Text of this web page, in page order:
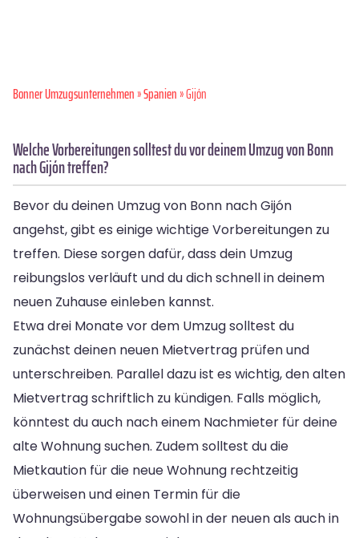
Bonner Umzugsunternehmen»Spanien» Gijón
Welche Vorbereitungen solltest du vor deinem Umzug von Bonn
nach Gijón treffen?
Bevor du deinen Umzug von Bonn nach Gijón
angehst, gibt es einige wichtige Vorbereitungen zu
treffen. Diese sorgen dafür, dass dein Umzug
reibungslos verläuft und du dich schnell in deinem
neuen Zuhause einleben kannst.
Etwa drei Monate vor dem Umzug solltest du
zunächst deinen neuen Mietvertrag prüfen und
unterschreiben. Parallel dazu ist es wichtig, den alten
Mietvertrag schriftlich zu kündigen. Falls möglich,
könntest du auch nach einem Nachmieter für deine
alte Wohnung suchen. Zudem solltest du die
Mietkaution für die neue Wohnung rechtzeitig
überweisen und einen Termin für die
Wohnungsübergabe sowohl in der neuen als auch in